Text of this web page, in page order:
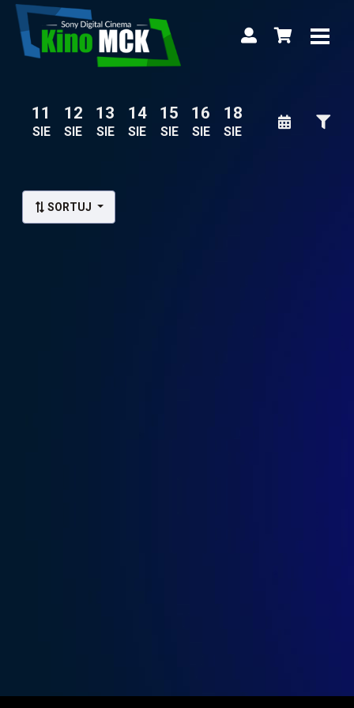
11
SIE
12
SIE
13
SIE
14
SIE
15
SIE
16
SIE
18
SIE
Lista wydarzeń:
SORTUJ